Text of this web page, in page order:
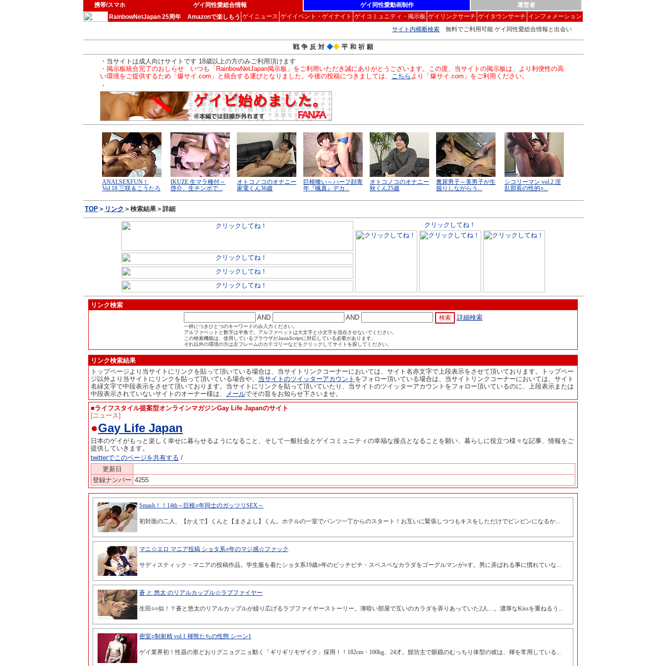
携帯/スマホ ゲイ同性愛総合情報 ゲイ同性愛動画制作
運営者
RainbowNetJapan 25周年
Amazonで楽しもう ゲイニュース ゲイイベント・ゲイナイト ゲイコミュニティ・掲示板 ゲイリンクサーチ ゲイタウンサーチ インフォメーション
サイト内横断検索 無料でご利用可能 ゲイ同性愛総合情報と出会い
戦 争 反 対 ◆◆ 平 和 祈 願
・当サイトは成人向けサイトです 18歳以上の方のみご利用頂けます
・掲示板統合完了のおしらせ いつも「RainbowNetJapan掲示板」をご利用いただき誠にありがとうございます。この度、当サイトの掲示板は、より利便性の高
い環境をご提供するため「爆サイ.com」と統合する運びとなりました。今後の投稿につきましては、 こちら より「爆サイ.com」をご利用ください。
・
TOP ＞ リンク ＞検索結果＞詳細
リンク検索
AND
AND 詳細検索
一枠につきひとつのキーワードのみ入力ください。
アルファベットと数字は半角で。アルファベットは大文字と小文字を混在させないでください。
この検索機能は、使用しているブラウザがJavaScriptに対応している必要があります。
それ以外の環境の方は左フレームのカテゴリーなどをクリックしてサイトを探してください。
リンク検索結果
トップページより当サイトにリンクを貼って頂いている場合は、当サイトリンクコーナーにおいては、サイト名赤文字で上段表示をさせて頂いております。トップペー
ジ以外より当サイトにリンクを貼って頂いている場合や、 当サイトのツイッターアカウント をフォロー頂いている場合は、当サイトリンクコーナーにおいては、サイト
名緑文字で中段表示をさせて頂いております。当サイトにリンクを貼って頂いていたり、当サイトのツイッターアカウントをフォロー頂いているのに、上段表示または
中段表示されていないサイトのオーナー様は、
メールでその旨をお知らせ下さいませ。
■ライフスタイル提案型オンラインマガジンGay Life Japanのサイト
[ニュース]
●Gay Life Japan
日本のゲイがもっと楽しく幸せに暮らせるようになること、そして一般社会とゲイコミュニティの幸福な接点となることを願い、暮らしに役立つ様々な記事、情報をご
提供していきます。
twitterでこのページを共有する /
更新日
登録ナンバー 4255